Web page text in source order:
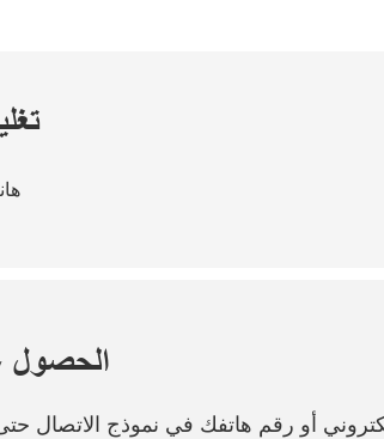
الحصول
أو رقم هاتفك في نموذج